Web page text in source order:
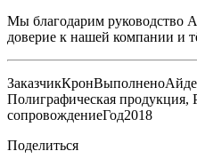
Мы благодарим
доверие к нашей компании и
ЗаказчикКронВыполнено
Полиграфическая продукция,
сопровождениеГод2018
Поделиться